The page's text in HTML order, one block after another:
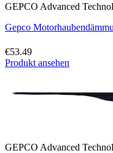
GEPCO Advanced
Gepco
€53.49
Produkt ansehen
GEPCO Advanced